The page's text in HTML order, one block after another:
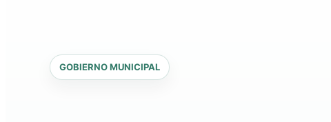
GOBIERNO MUNICIPAL